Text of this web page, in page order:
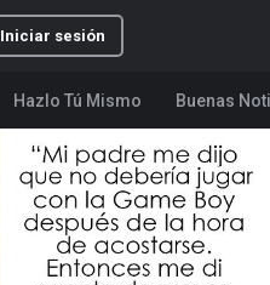
Iniciar sesión
Hazlo Tú Mismo Buenas